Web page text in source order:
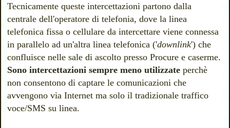
Tecnicamente queste intercettazioni partono dalla
centrale dell'operatore di telefonia, dove la linea
telefonica fissa o cellulare da intercettare viene connessa
in parallelo ad un'altra linea telefonica ('downlink') che
confluisce nelle sale di ascolto presso Procure e caserme.
Sono intercettazioni sempre meno utilizzate perchè
non consentono di captare le comunicazioni che
avvengono via Internet ma solo il tradizionale traffico
voce/SMS su linea.